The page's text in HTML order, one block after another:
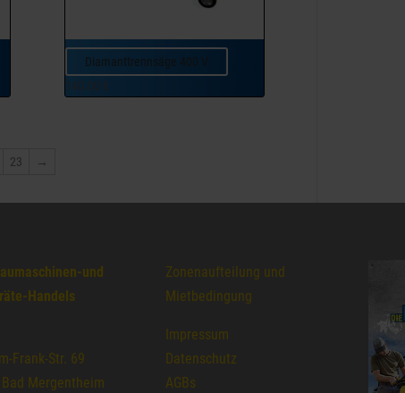
Diamanttrennsäge 400 V
23 →
und
Handels
Frank-Str. 69
Mergentheim
Zonenaufteilung und
Mietbedingung
Impressum
Datenschutz
AGBs